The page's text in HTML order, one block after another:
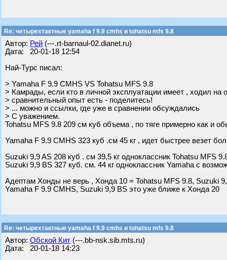
Re: четырехтактные yamaha f 9.9 cmhs и tohatsu mfs 9.8
Автор: Рей (---.rt-barnaul-02.dianet.ru)
Дата: 20-01-18 12:54
Най-Турс писал:
> Yamaha F 9.9 CMHS VS Tohatsu MFS 9.8
> Камрады, если кто в личной эксплуатации имеет , ходил на
> сравнительный опыт есть - поделитесь!
> ... можно и ссылки, где уже в сравнении обсуждались
> С уважением.
Tohatsu MFS 9.8 209 см куб объема , по тяге примерно как и
Yamaha F 9.9 CMHS 323 куб .см 45 кг , идет быстрее везет
Suzuki 9,9 AS 208 куб . см 39,5 кг одноклассник Tohatsu MFS
Suzuki 9,9 BS 327 куб. см. 44 кг одноклассник Yamaha с
Адептам Хонды не верь , Хонда 10 = Tohatsu MFS 9.8, Suzuki
Yamaha F 9.9 CMHS, Suzuki 9,9 BS это уже ближе к Хонда 20
Re: четырехтактные yamaha f 9.9 cmhs и tohatsu mfs 9.8
Автор: Обской Кит (---.bb-nsk.sib.mts.ru)
Дата: 20-01-18 14:23